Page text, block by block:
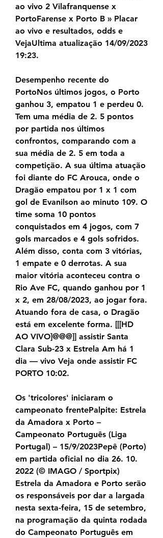
ao vivo 2 Vilafranquense x
PortoFarense x Porto B » Placar
ao vivo e resultados, odds e
VejaUltima atualização 14/09/2023
19:23.
Desempenho recente do
PortoNos últimos jogos, o Porto
ganhou 3, empatou 1 e perdeu 0.
Tem uma média de 2. 5 pontos
por partida nos últimos
confrontos, comparando com a
sua média de 2. 5 em toda a
competição. A sua última atuação
foi diante do FC Arouca, onde o
Dragão empatou por 1 x 1 com
gol de Evanilson ao minuto 109. O
time soma 10 pontos
conquistados em 4 jogos, com 7
gols marcados e 4 gols sofridos.
Além disso, conta com 3 vitórias,
1 empate e 0 derrotas. A sua
maior vitória aconteceu contra o
Rio Ave FC, quando ganhou por 1
x 2, em 28/08/2023, ao jogar fora.
Atuando fora de casa, o Dragão
está em excelente forma. [[[HD
AO VIVO]@@@]] assistir Santa
Clara Sub-23 x Estrela Am há 1
dia — vivo Veja onde assistir FC
PORTO 10:02.
Os 'tricolores' iniciaram o
campeonato frentePalpite: Estrela
da Amadora x Porto –
Campeonato Português (Liga
Portugal) – 15/9/2023Pepê (Porto)
em partida oficial no dia 26. 10.
2022 (© IMAGO / Sportpix)
Estrela da Amadora e Porto serão
os responsáveis por dar a largada
nesta sexta-feira, 15 de setembro,
na programação da quinta rodada
do Campeonato Português em